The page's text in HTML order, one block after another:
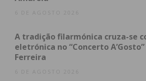
Subscreva a newsletter do Imediato
Escala
O acordo estabelece que o United
6 DE AGOSTO 2026
A tradição filarmónica cruza-se
eletrónica no “Concerto
Ferreira
6 DE AGOSTO 2026